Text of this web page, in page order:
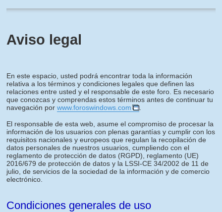
Aviso legal
En este espacio, usted podrá encontrar toda la información
relativa a los términos y condiciones legales que definen las
relaciones entre usted y el responsable de este foro. Es necesario
que conozcas y comprendas estos términos antes de continuar tu
navegación por www.foroswindows.com
El responsable de esta web, asume el compromiso de procesar la
información de los usuarios con plenas garantías y cumplir con los
requisitos nacionales y europeos que regulan la recopilación de
datos personales de nuestros usuarios, cumpliendo con el
reglamento de protección de datos (RGPD), reglamento (UE)
2016/679 de protección de datos y la LSSI-CE 34/2002 de 11 de
julio, de servicios de la sociedad de la información y de comercio
electrónico.
Condiciones generales de uso